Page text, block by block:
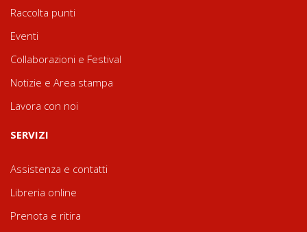
Raccolta punti
Eventi
Collaborazioni e Festival
Notizie e Area stampa
Lavora con noi
SERVIZI
Assistenza e contatti
Libreria online
Prenota e ritira